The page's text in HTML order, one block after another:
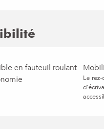
en fauteuil roulant
Le